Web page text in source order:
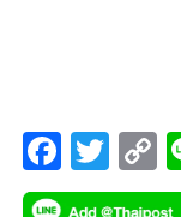
F
ac
T
wi
C
o